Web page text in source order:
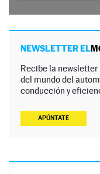
NEWSLETTER EL
Recibe la newsletter
del mundo del
conducción y
APÚNTATE